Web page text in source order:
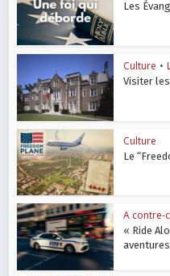
Les
Culture •
Visiter
Culture
Le
A contre-
« Ride
aventures